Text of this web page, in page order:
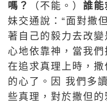
嗎？
（不能。） 誰能
妹交通說：“面對撒
著自己的毅力去改
心地依靠神，當我
在追求真理上時，
的心了。因 我們多
些真理，對於撒但的